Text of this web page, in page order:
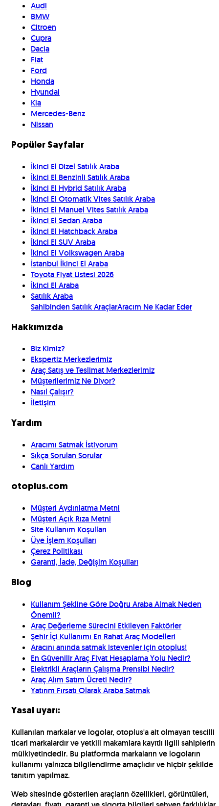
Audi
BMW
Citroen
Cupra
Dacia
Fiat
Ford
Honda
Hyundai
Kia
Mercedes-Benz
Nissan
Popüler Sayfalar
İkinci El Dizel Satılık Araba
İkinci El Benzinli Satılık Araba
İkinci El Hybrid Satılık Araba
İkinci El Otomatik Vites Satılık Araba
İkinci El Manuel Vites Satılık Araba
İkinci El Sedan Araba
İkinci El Hatchback Araba
İkinci El SUV Araba
İkinci El Volkswagen Araba
İstanbul İkinci El Araba
Toyota Fiyat Listesi 2026
İkinci El Araba
Satılık Araba
Sahibinden Satılık AraçlarAracım Ne Kadar Eder
Hakkımızda
Biz Kimiz?
Ekspertiz Merkezlerimiz
Araç Satış ve Teslimat Merkezlerimiz
Müşterilerimiz Ne Diyor?
Nasıl Çalışır?
İletişim
Yardım
Aracımı Satmak İstiyorum
Sıkça Sorulan Sorular
Canlı Yardım
otoplus.com
Müşteri Aydınlatma Metni
Müşteri Açık Rıza Metni
Site Kullanım Koşulları
Üye İşlem Koşulları
Çerez Politikası
Garanti, İade, Değişim Koşulları
Blog
Kullanım Şekline Göre Doğru Araba Almak Neden
Önemli?
Araç Değerleme Sürecini Etkileyen Faktörler
Şehir İçi Kullanımı En Rahat Araç Modelleri
Aracını anında satmak isteyenler için otoplus!
En Güvenilir Araç Fiyat Hesaplama Yolu Nedir?
Elektrikli Araçların Çalışma Prensibi Nedir?
Araç Alım Satım Ücreti Nedir?
Yatırım Fırsatı Olarak Araba Satmak
Yasal uyarı:
Kullanılan markalar ve logolar, otoplus'a ait olmayan tescilli
ticari markalardır ve yetkili makamlara kayıtlı ilgili sahiplerin
mülkiyetindedir. Bu platformda markaların ve logoların
kullanımı yalnızca bilgilendirme amaçlıdır ve hiçbir şekilde
tanıtım yapılmaz.
Web sitesinde gösterilen araçların özellikleri, görüntüleri,